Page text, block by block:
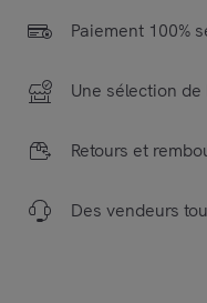
Paiement 100%
Une sélection
Retours et
Des vendeurs